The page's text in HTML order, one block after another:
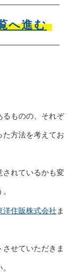
へ進む
るものの、それぞ
た方法を考えてお
されているかも変
洋住販株式会社 ま
せていただきま